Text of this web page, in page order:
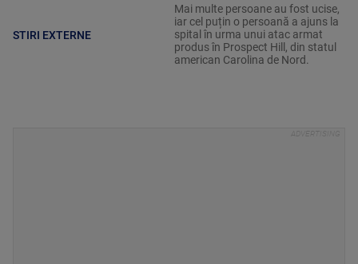
STIRI EXTERNE
Mai multe persoane au fost ucise,
iar cel puțin o persoană a ajuns la
spital în urma unui atac armat
produs în Prospect Hill, din statul
american Carolina de Nord.